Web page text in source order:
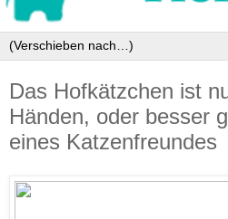
Das Hofkätzchen ist
Händen, oder besser
eines Katzenfreundes